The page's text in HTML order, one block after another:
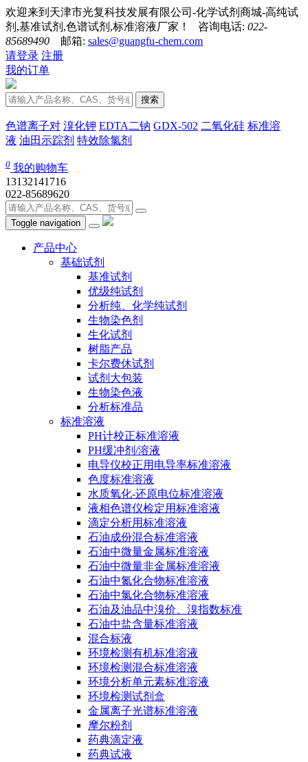
欢迎来到天津市光复科技发展有限公司-化学试剂商城-高纯试
剂,基准试剂,色谱试剂,标准溶液厂家！ 咨询电话: 022-
85689490 邮箱: sales@guangfu-chem.com
请登录 注册
我的订单
搜索
色谱离子对 溴化钾 EDTA二钠 GDX-502 二氧化硅 标准溶
液 油田示踪剂 特效除氯剂
0 我的购物车
13132141716
022-85689620
Toggle navigation
产品中心
基础试剂
基准试剂
优级纯试剂
分析纯、化学纯试剂
生物染色剂
生化试剂
树脂产品
卡尔费休试剂
试剂大包装
生物染色液
分析标准品
标准溶液
PH计校正标准溶液
PH缓冲剂/溶液
电导仪校正用电导率标准溶液
色度标准溶液
水质氧化-还原电位标准溶液
液相色谱仪检定用标准溶液
滴定分析用标准溶液
石油成份混合标准溶液
石油中微量金属标准溶液
石油中微量非金属标准溶液
石油中氮化合物标准溶液
石油中氯化合物标准溶液
石油及油品中溴价、溴指数标准
石油中盐含量标准溶液
混合标液
环境检测有机标准溶液
环境检测混合标准溶液
环境分析单元素标准溶液
环境检测试剂盒
金属离子光谱标准溶液
摩尔粉剂
药典滴定液
药典试液